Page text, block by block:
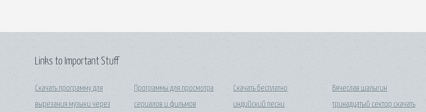
Links to Important Stuff
Скачать программу для
вырезания музыки через
Программы для просмотра
сериалов и фильмов
Скачать бесплатно
индийский песни
Вячеслав шалыгин
тринадцатый сектор скачать